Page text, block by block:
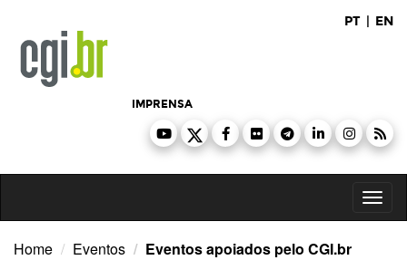
conteúdo
PT | EN
IMPRENSA
Home Eventos Eventos apoiados pelo CGI.br